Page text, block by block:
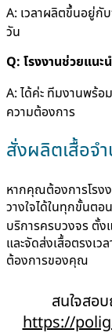
A: เวลาผลิตขึ้นอยู่กั
วัน
Q: โรงงานช่วยแนะ
A: ได้ค่ะ ทีมงานพร้อ
ความต้องการ
สั่งผลิตเสื้อจ
หากคุณต้องการโรง
วางใจได้ในทุกขั้นตอน
บริการครบวงจร ตั้
และจัดส่งเสื้อตรงเ
ต้องการของคุณ
สนใจสอ
https://